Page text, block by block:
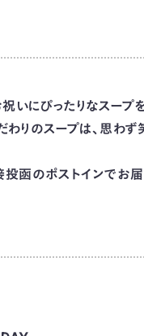
いにぴったりなスープ
りのスープは、思わず
函のポストインでお届